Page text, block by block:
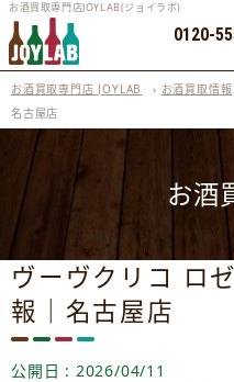
お酒買取専門店JOYLAB(ジョイラボ)
0120-
お酒買取専門店 JOYLAB › お酒買取情報
名古屋店
お酒
ヴーヴクリコ ロ
報｜名古屋店
公開日 : 2026/04/11